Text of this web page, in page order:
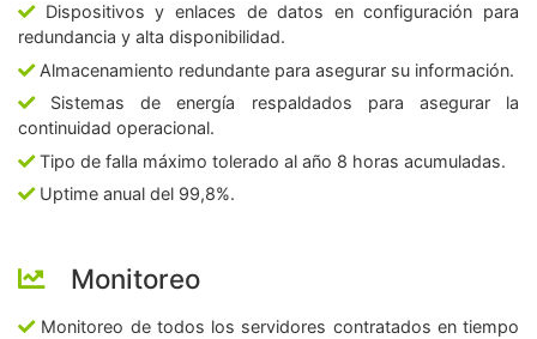
Dispositivos y enlaces de datos en configuración para
redundancia y alta disponibilidad.
Almacenamiento redundante para asegurar su información.
Sistemas de energía respaldados para asegurar la
continuidad operacional.
Tipo de falla máximo tolerado al año 8 horas acumuladas.
Uptime anual del 99,8%.
Monitoreo
Monitoreo de todos los servidores contratados en tiempo